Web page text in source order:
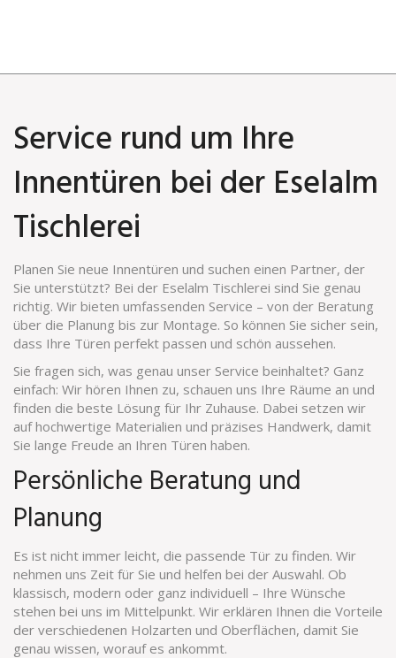
Service rund um Ihre
Innentüren bei der Eselalm
Tischlerei
Planen Sie neue Innentüren und suchen einen Partner, der
Sie unterstützt? Bei der Eselalm Tischlerei sind Sie genau
richtig. Wir bieten umfassenden Service – von der Beratung
über die Planung bis zur Montage. So können Sie sicher sein,
dass Ihre Türen perfekt passen und schön aussehen.
Sie fragen sich, was genau unser Service beinhaltet? Ganz
einfach: Wir hören Ihnen zu, schauen uns Ihre Räume an und
finden die beste Lösung für Ihr Zuhause. Dabei setzen wir
auf hochwertige Materialien und präzises Handwerk, damit
Sie lange Freude an Ihren Türen haben.
Persönliche Beratung und
Planung
Es ist nicht immer leicht, die passende Tür zu finden. Wir
nehmen uns Zeit für Sie und helfen bei der Auswahl. Ob
klassisch, modern oder ganz individuell – Ihre Wünsche
stehen bei uns im Mittelpunkt. Wir erklären Ihnen die Vorteile
der verschiedenen Holzarten und Oberflächen, damit Sie
genau wissen, worauf es ankommt.